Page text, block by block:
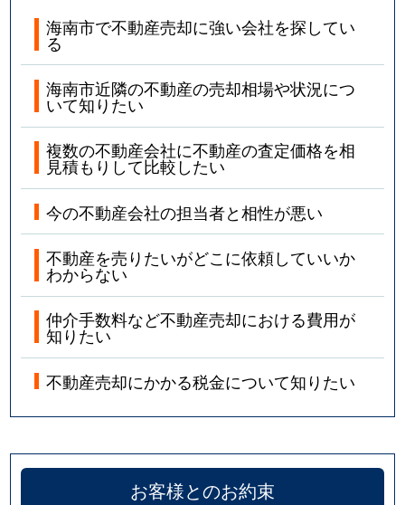
海南市で不動産売却に強い会社を探してい
る
海南市近隣の不動産の売却相場や状況につ
いて知りたい
複数の不動産会社に不動産の査定価格を相
見積もりして比較したい
今の不動産会社の担当者と相性が悪い
不動産を売りたいがどこに依頼していいか
わからない
仲介手数料など不動産売却における費用が
知りたい
不動産売却にかかる税金について知りたい
お客様とのお約束